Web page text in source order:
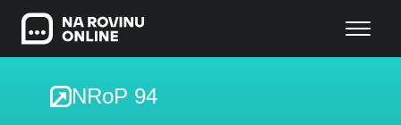
NRoP 94